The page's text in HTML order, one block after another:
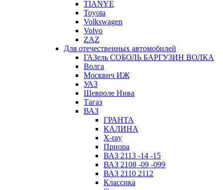
TIANYE
Toyota
Volkswagen
Volvo
ZAZ
Для отечественных автомобилей
ГАЗель СОБОЛЬ БАРГУЗИН ВОЛКА
Волга
Москвич ИЖ
УАЗ
Шевроле Нива
Тагаз
ВАЗ
ГРАНТА
КАЛИНА
X-ray
Приора
ВАЗ 2113 -14 -15
ВАЗ 2108 -09 -099
ВАЗ 2110 2112
Классика